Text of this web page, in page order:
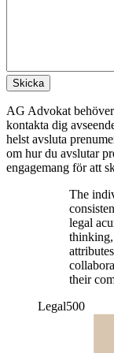
Skicka
AG Advokat
kontakta dig
helst avsluta
om hur du avslutar
engagemang för att
The
legal
their
Legal500